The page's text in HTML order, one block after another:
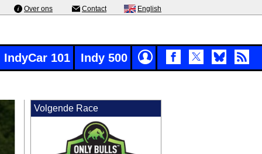
Over ons Contact English
IndyCar 101 Indy 500
Volgende Race